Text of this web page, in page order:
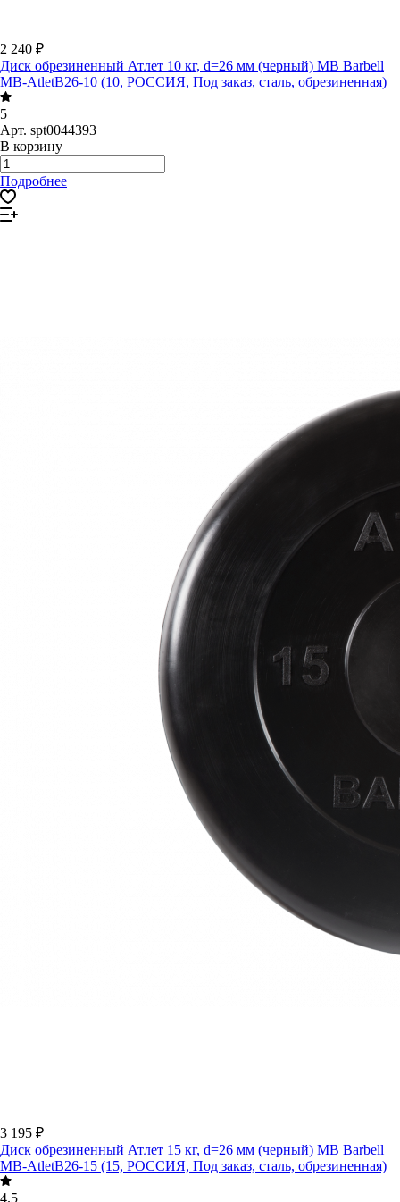
2 240 ₽
Диск обрезиненный Атлет 10 кг, d=26 мм (черный) MB Barbell
MB-AtletB26-10 (10, РОССИЯ, Под заказ, сталь, обрезиненная)
5
Арт. spt0044393
В корзину
Подробнее
3 195 ₽
Диск обрезиненный Атлет 15 кг, d=26 мм (черный) MB Barbell
MB-AtletB26-15 (15, РОССИЯ, Под заказ, сталь, обрезиненная)
4.5